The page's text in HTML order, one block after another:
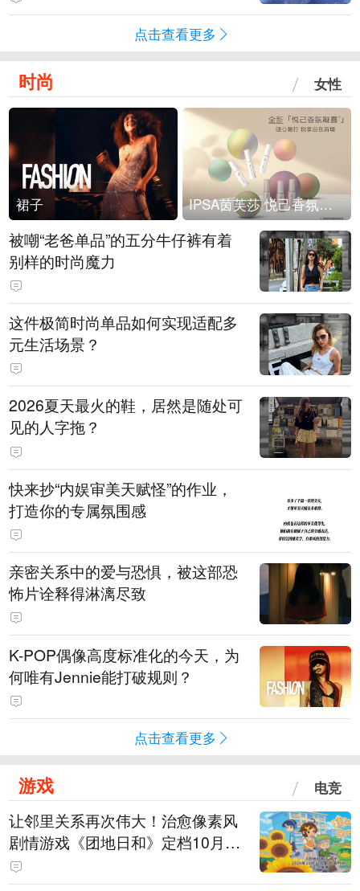
点击查看更多
时尚 女性
裙子 IPSA茵芙莎 悦己香氛凝露上市
被嘲“老爸单品”的五分牛仔裤有着
别样的时尚魔力
这件极简时尚单品如何实现适配多
元生活场景？
2026夏天最火的鞋，居然是随处可
见的人字拖？
快来抄“内娱审美天赋怪”的作业，
打造你的专属氛围感
亲密关系中的爱与恐惧，被这部恐
怖片诠释得淋漓尽致
K-POP偶像高度标准化的今天，为
何唯有Jennie能打破规则？
点击查看更多
游戏 电竞
让邻里关系再次伟大！治愈像素风
剧情游戏《团地日和》定档10月30
日发售